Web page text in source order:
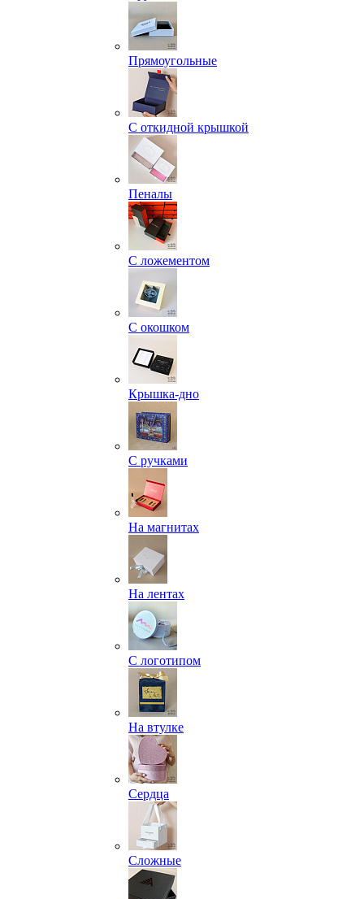
Прямоугольные
С откидной крышкой
Пеналы
С ложементом
С окошком
Крышка-дно
С ручками
На магнитах
На лентах
С логотипом
На втулке
Сердца
Сложные